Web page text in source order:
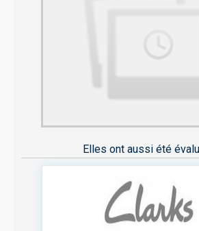
Elles ont aussi été